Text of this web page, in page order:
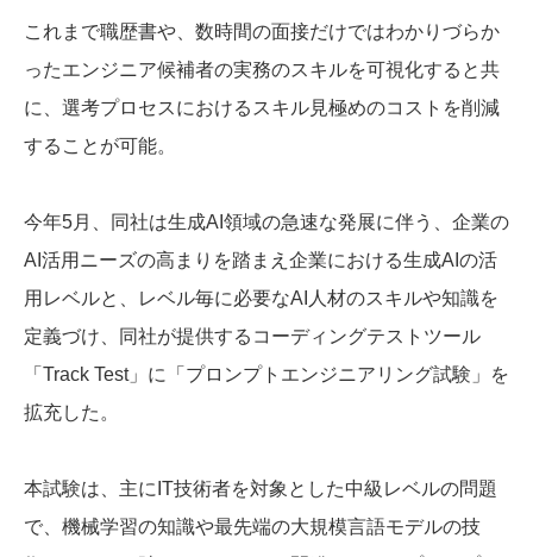
これまで職歴書や、数時間の面接だけではわかりづらか
ったエンジニア候補者の実務のスキルを可視化すると共
に、選考プロセスにおけるスキル見極めのコストを削減
することが可能。
今年5月、同社は生成AI領域の急速な発展に伴う、企業の
AI活用ニーズの高まりを踏まえ企業における生成AIの活
用レベルと、レベル毎に必要なAI人材のスキルや知識を
定義づけ、同社が提供するコーディングテストツール
「Track Test」に「プロンプトエンジニアリング試験」を
拡充した。
本試験は、主にIT技術者を対象とした中級レベルの問題
で、機械学習の知識や最先端の大規模言語モデルの技